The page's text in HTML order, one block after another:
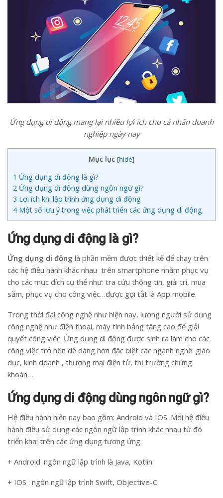
Ứng dụng di động mang lại nhiều lợi ích cho cá nhân doanh
nghiệp ngày nay
Mục lục [hide]
1 Ứng dụng di động là gì?
2 Ứng dụng di động dùng ngôn ngữ gì?
3 Lợi ích khi lập trình ứng dụng di động
4Một số lưu ý trong việc phát triển các ứng dụng di động
Ứng dụng di động là gì?
Ứng dụng di động là phần mềm được thiết kế để chạy trên
các hệ điều hành khác nhau trên smartphone nhằm phục vụ
cho các mục đích cụ thể như: tra cứu thông tin, giải trí, mua
sắm, phục vụ cho công việc…được gọi tắt là App mobile.
Trong thời đại công nghệ như hiện nay, lượng người sử dụng
công nghệ như điện thoại, máy tính bảng tăng cao để giải
quyết công việc. Ứng dụng di động được sinh ra làm cho các
công việc trở nên dễ dàng hơn đặc biệt các ngành nghề: giáo
dục, kinh doanh , thương mại điện tử, thị trường chứng
khoán…
Ứng dụng di động dùng ngôn ngữ gì?
Hệ điều hành hiện nay bao gồm: Android và IOS. Mỗi hệ điều
hành điều sử dụng các ngôn ngữ lập trình khác nhau từ đó
triển khai trên các ứng dụng tương ứng.
+ Android: ngôn ngữ lập trình là Java, Kotlin.
+ IOS : ngôn ngữ lập trình Swift, Objective-C.